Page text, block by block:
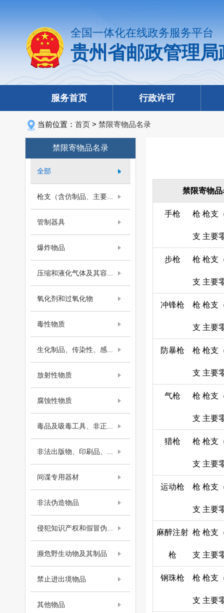
全国一体化在线政务服务平台
贵州省邮政管理
服务首页 行政许可
当前位置： 首页 > 禁限寄物品名录
禁限寄物品名录
全部
枪支（含仿制品、主要...
管制器具
爆炸物品
压缩和液化气体及其容...
氧化剂和过氧化物
毒性物质
生化制品、传染性、感...
放射性物质
腐蚀性物质
毒品及吸毒工具、非正...
非法出版物、印刷品、...
间谍专用器材
非法伪造物品
侵犯知识产权和假冒伪...
濒危野生动物及其制品
禁止进出境物品
其他物品
禁限寄物
手枪 枪
支
枪支
主要
步枪 枪
支
枪支
主要
冲锋枪 枪
支
枪支
主要
防暴枪 枪
支
枪支
主要
气枪 枪
支
枪支
主要
猎枪 枪
支
枪支
主要
运动枪 枪
支
枪支
主要
麻醉注射
枪
枪
支
枪支
主要
钢珠枪 枪
支
枪支
主要